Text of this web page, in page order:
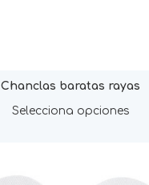
Chanclas baratas rayas
Selecciona opciones